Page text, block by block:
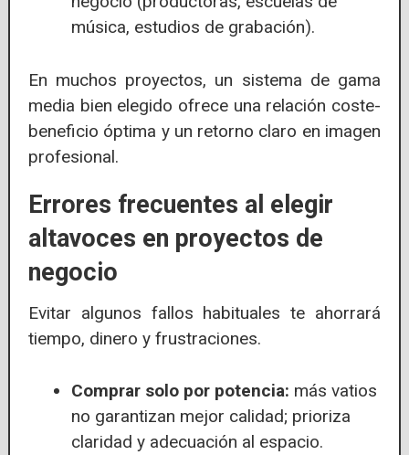
música, estudios de grabación).
En muchos proyectos, un sistema de gama
media bien elegido ofrece una relación coste-
beneficio óptima y un retorno claro en imagen
profesional.
Errores frecuentes al elegir
altavoces en proyectos de
negocio
Evitar algunos fallos habituales te ahorrará
tiempo, dinero y frustraciones.
Comprar solo por potencia: más vatios
no garantizan mejor calidad; prioriza
claridad y adecuación al espacio.